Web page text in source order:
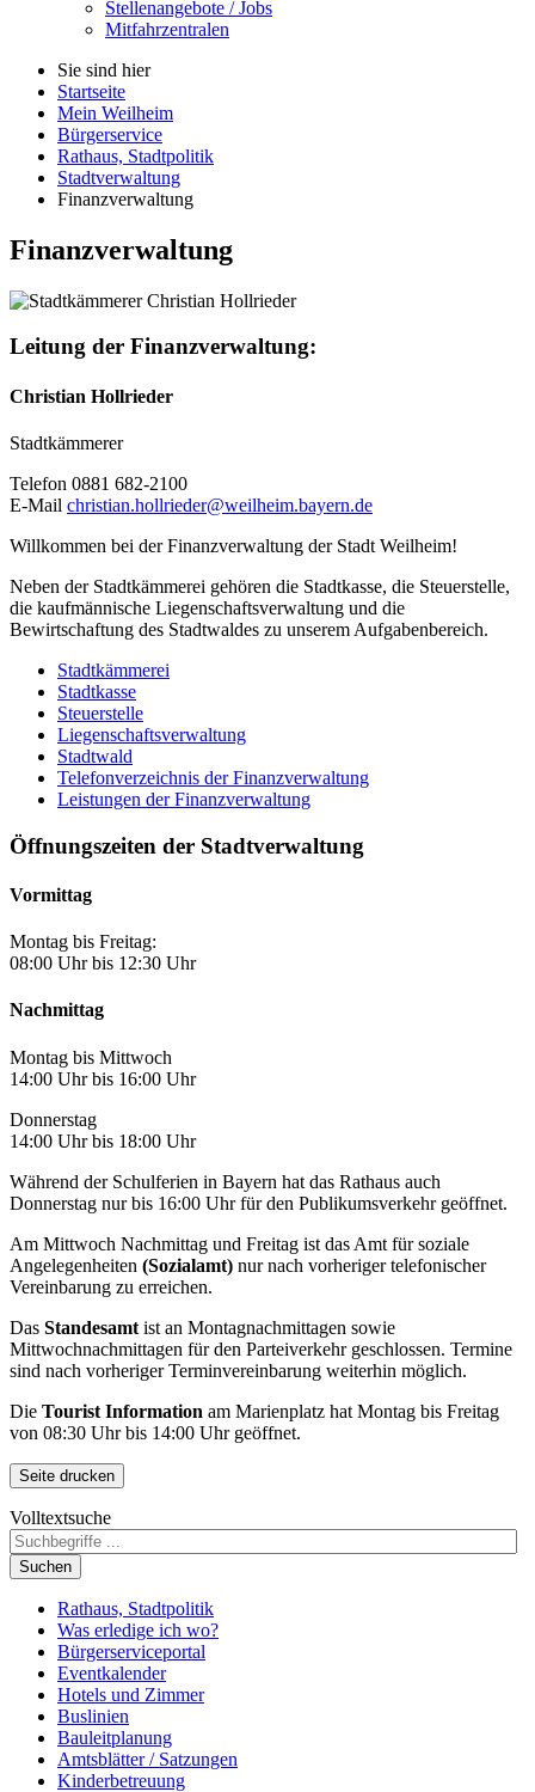
Stellenangebote / Jobs
Mitfahrzentralen
Sie sind hier
Startseite
Mein Weilheim
Bürgerservice
Rathaus, Stadtpolitik
Stadtverwaltung
Finanzverwaltung
Finanzverwaltung
Leitung der Finanzverwaltung:
Christian Hollrieder
Stadtkämmerer
Telefon 0881 682-2100
E-Mail christian.hollrieder@weilheim.bayern.de
Willkommen bei der Finanzverwaltung der Stadt Weilheim!
Neben der Stadtkämmerei gehören die Stadtkasse, die Steuerstelle,
die kaufmännische Liegenschaftsverwaltung und die
Bewirtschaftung des Stadtwaldes zu unserem Aufgabenbereich.
Stadtkämmerei
Stadtkasse
Steuerstelle
Liegenschaftsverwaltung
Stadtwald
Telefonverzeichnis der Finanzverwaltung
Leistungen der Finanzverwaltung
Öffnungszeiten der Stadtverwaltung
Vormittag
Montag bis Freitag:
08:00 Uhr bis 12:30 Uhr
Nachmittag
Montag bis Mittwoch
14:00 Uhr bis 16:00 Uhr
Donnerstag
14:00 Uhr bis 18:00 Uhr
Während der Schulferien in Bayern hat das Rathaus auch
Donnerstag nur bis 16:00 Uhr für den Publikumsverkehr geöffnet.
Am Mittwoch Nachmittag und Freitag ist das Amt für soziale
Angelegenheiten (Sozialamt) nur nach vorheriger telefonischer
Vereinbarung zu erreichen.
Das Standesamt ist an Montagnachmittagen sowie
Mittwochnachmittagen für den Parteiverkehr geschlossen. Termine
sind nach vorheriger Terminvereinbarung weiterhin möglich.
Die Tourist Information am Marienplatz hat Montag bis Freitag
von 08:30 Uhr bis 14:00 Uhr geöffnet.
Seite drucken
Volltextsuche
Suchen
Rathaus, Stadtpolitik
Was erledige ich wo?
Bürgerserviceportal
Eventkalender
Hotels und Zimmer
Buslinien
Bauleitplanung
Amtsblätter / Satzungen
Kinderbetreuung